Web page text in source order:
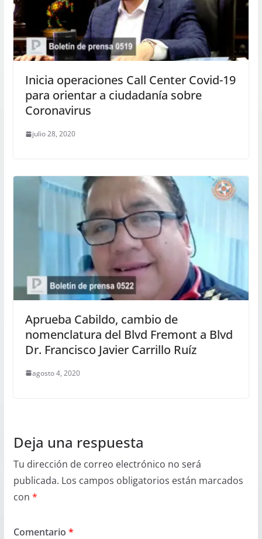
Inicia operaciones Call Center Covid-19
para orientar a ciudadanía sobre
Coronavirus
julio 28, 2020
Aprueba Cabildo, cambio de
nomenclatura del Blvd Fremont a Blvd
Dr. Francisco Javier Carrillo Ruíz
agosto 4, 2020
Deja una respuesta
Tu dirección de correo electrónico no será
publicada. Los campos obligatorios están marcados
con *
Comentario *